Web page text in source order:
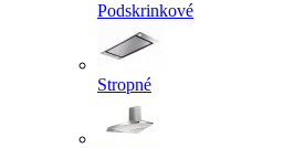
Podskrinkové
Stropné